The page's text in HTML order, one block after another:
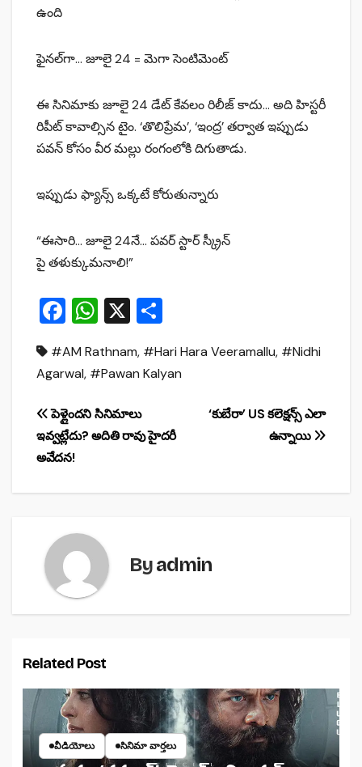
ఉంది
ఫైనల్‌గా… జూలై 24 = మెగా సెంటిమెంట్
ఈ సినిమాకు జూలై 24 డేట్ కేవలం రిలీజ్ కాదు… అది హిస్టరీ
రిపీట్ కావాల్సిన టైం. ‘తొలిప్రేమ’, ‘ఇంద్ర’ తర్వాత ఇప్పుడు
పవన్ కోసం వీర మల్లు రంగంలోకి దిగుతాడు.
ఇప్పుడు ఫ్యాన్స్ ఒక్కటే కోరుతున్నారు
“ఈసారి… జూలై 24నే… పవర్ స్టార్ స్క్రీన్
పై తళుక్కుమనాలి!”
F
c
e
b
o
o
k
W
at
s
A
p
X
ar
e
#AM Rathnam, #Hari Hara Veeramallu, #Nidhi
Agarwal, #Pawan Kalyan
Post
navigation
‘కుబేరా’ US కలెక్షన్స్ ఎలా
ఉన్నాయి
పెళ్లైందని సినిమాలు
ఇవ్వట్లేదు? అదితి రావు హైదరీ
అవేదన!
Byadmin
Related Post
వీడియోలు సినిమా వార్తలు